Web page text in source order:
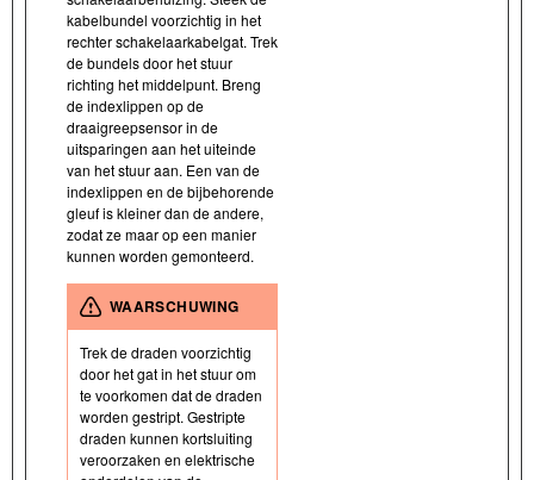
kabelbundel voorzichtig in het
rechter schakelaarkabelgat. Trek
de bundels door het stuur
richting het middelpunt. Breng
de indexlippen op de
draaigreepsensor in de
uitsparingen aan het uiteinde
van het stuur aan. Een van de
indexlippen en de bijbehorende
gleuf is kleiner dan de andere,
zodat ze maar op een manier
kunnen worden gemonteerd.
WAARSCHUWING
Trek de draden voorzichtig
door het gat in het stuur om
te voorkomen dat de draden
worden gestript. Gestripte
draden kunnen kortsluiting
veroorzaken en elektrische